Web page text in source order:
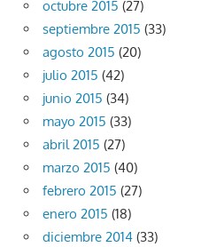
octubre 2015 (27)
septiembre 2015 (33)
agosto 2015 (20)
julio 2015 (42)
junio 2015 (34)
mayo 2015 (33)
abril 2015 (27)
marzo 2015 (40)
febrero 2015 (27)
enero 2015 (18)
diciembre 2014 (33)